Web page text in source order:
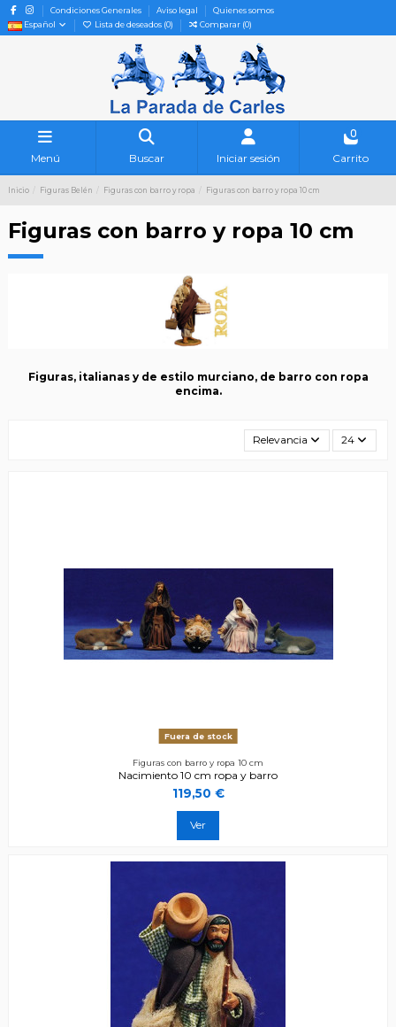
Condiciones Generales Aviso legal
Quienes somos
Español
Lista de deseados (0) Comparar (0)
Menú Buscar Iniciar sesión
0
Carrito
Inicio Figuras Belén Figuras con barro y ropa Figuras con barro y ropa 10 cm
Figuras con barro y ropa 10 cm
Figuras, italianas y de estilo murciano, de barro con ropa
encima.
Relevancia 24
Fuera de stock
Figuras con barro y ropa 10 cm
Nacimiento 10 cm ropa y barro
119,50 €
Ver